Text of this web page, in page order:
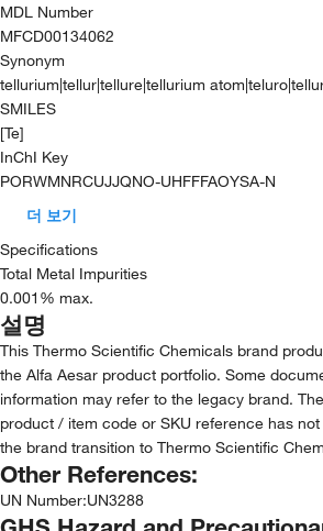
MDL Number
MFCD00134062
Synonym
tellurium|tellur|tellure|tellurium
SMILES
[Te]
InChI Key
PORWMNRCUJJQNO-UHFFFAOYSA-N
더 보기
Specifications
Total Metal Impurities
0.001% max.
설명
This Thermo Scientific Chemicals brand
the Alfa Aesar product portfolio. Some
information may refer to the legacy brand.
product / item code or SKU reference has
the brand transition to Thermo Scientific
Other References:
UN Number:UN3288